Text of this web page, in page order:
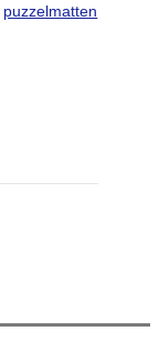
puzzelmatten